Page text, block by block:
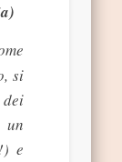
si
e